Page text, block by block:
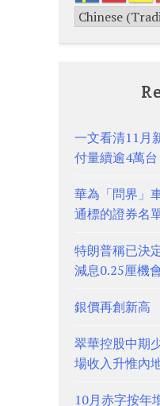
一文看清11月
付量續逾4萬
華為「問界」
通標的證券名
特朗普稱已決
減息0.25厘機
銀價再創新高
翠華控股中
場收入升惟內
10月赤字按年